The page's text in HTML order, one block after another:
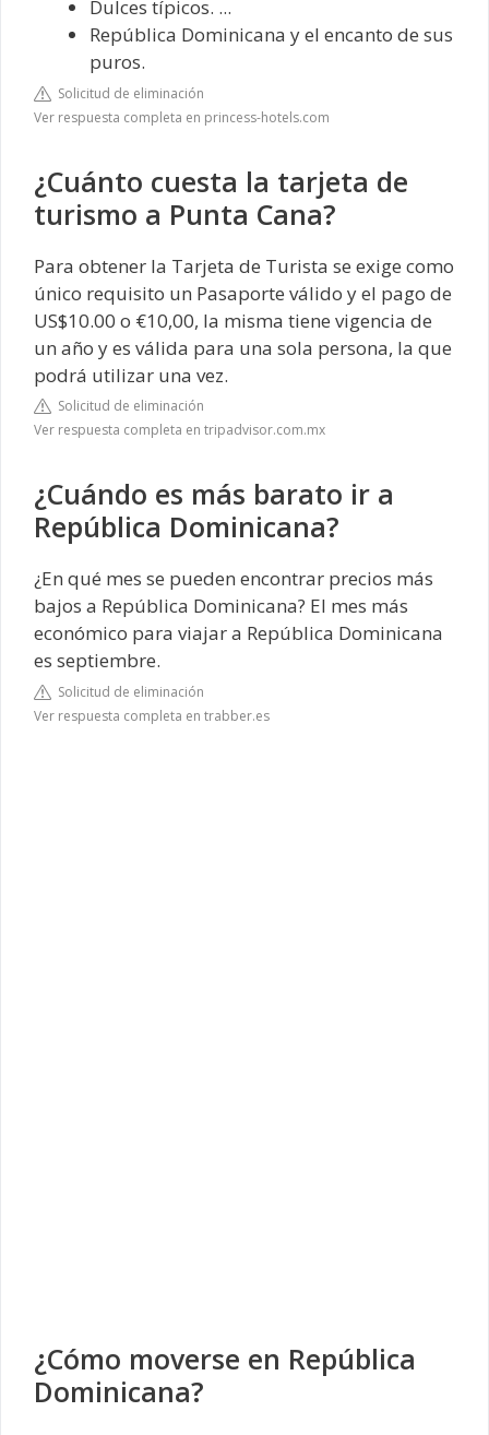
Dulces típicos. ...
República Dominicana y el encanto de sus
puros.
Solicitud de eliminación
Ver respuesta completa en princess-hotels.com
¿Cuánto cuesta la tarjeta de
turismo a Punta Cana?
Para obtener la Tarjeta de Turista se exige como
único requisito un Pasaporte válido y el pago de
US$10.00 o €10,00, la misma tiene vigencia de
un año y es válida para una sola persona, la que
podrá utilizar una vez.
Solicitud de eliminación
Ver respuesta completa en tripadvisor.com.mx
¿Cuándo es más barato ir a
República Dominicana?
¿En qué mes se pueden encontrar precios más
bajos a República Dominicana? El mes más
económico para viajar a República Dominicana
es septiembre.
Solicitud de eliminación
Ver respuesta completa en trabber.es
¿Cómo moverse en República
Dominicana?